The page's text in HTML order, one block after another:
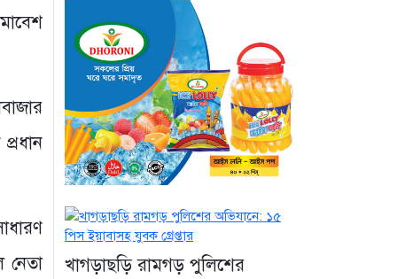
নেতা
প্রধানমন্ত্রী তারেক রহমান
৫৩ মিনিট আগে
ঢাকা-ময়মনসিংহ
রেলপথে বগি লাইনচ্যুত:
ট্রেন চলাচল স্বাভাবিক
১৯ ঘণ্টা আগে
“হাম উপসর্গে আরও
তিনজনের মৃত্যু, নতুন
আক্রান্ত ১২১৮”
১৯ ঘণ্টা আগে
খাগড়াছড়ি রামগড় পুলিশের